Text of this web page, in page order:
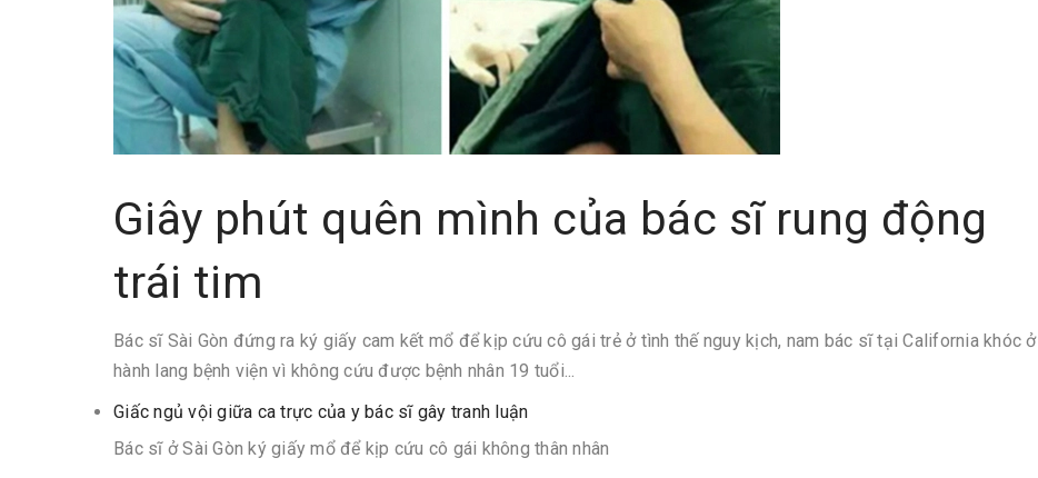
Giây phút quên mình của bác sĩ rung động
trái tim
Bác sĩ Sài Gòn đứng ra ký giấy cam kết mổ để kịp cứu cô gái trẻ ở tình thế nguy kịch, nam bác sĩ tại California khóc ở
hành lang bệnh viện vì không cứu được bệnh nhân 19 tuổi...
Giấc ngủ vội giữa ca trực của y bác sĩ gây tranh luận
Bác sĩ ở Sài Gòn ký giấy mổ để kịp cứu cô gái không thân nhân